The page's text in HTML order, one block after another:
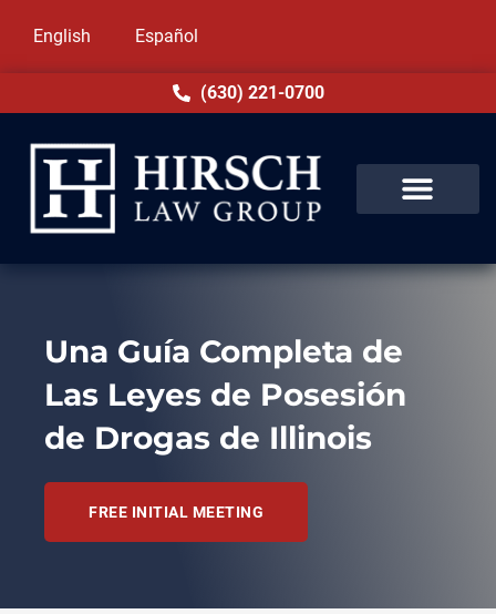
English Español
(630) 221-0700
Una Guía Completa de
Las Leyes de Posesión
de Drogas de Illinois
FREE INITIAL MEETING